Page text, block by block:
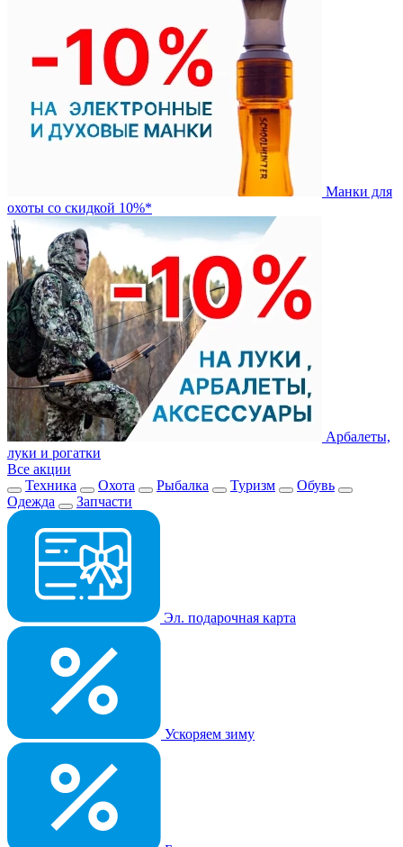
Манки для
охоты со скидкой 10%*
Арбалеты,
луки и рогатки
Все акции
Техника
Охота Рыбалка Туризм
Обувь
Одежда
Запчасти
Эл. подарочная карта
Ускоряем зиму